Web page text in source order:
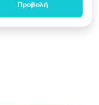
Προβολή